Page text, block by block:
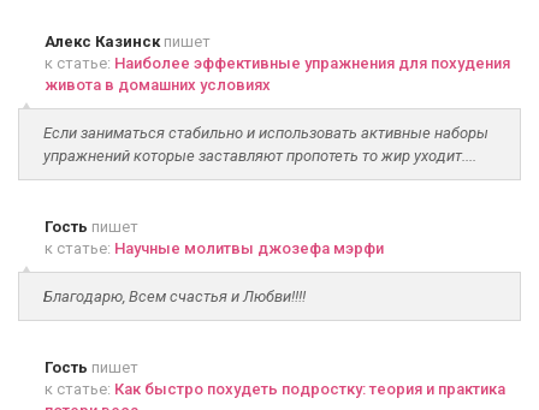
Алекс Казинскпишет
к статье: Наиболее эффективные упражнения для похудения
живота в домашних условиях
Если заниматься стабильно и использовать активные наборы
упражнений которые заставляют пропотеть то жир уходит....
Гость пишет
к статье: Научные молитвы джозефа мэрфи
Благодарю, Всем счастья и Любви!!!!
Гость пишет
к статье: Как быстро похудеть подростку: теория и практика